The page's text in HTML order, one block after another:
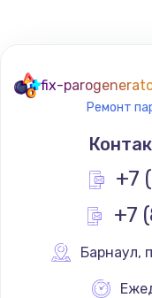
fix-
Ремонт
+7
+7
Барнаул,